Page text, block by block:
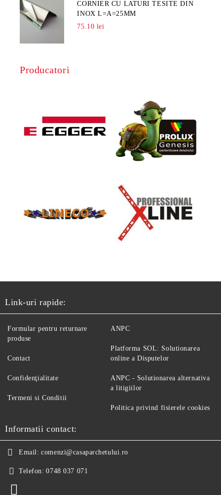
CORNIER CU LATURI TESITE DIN
INOX L=A=25MM
75.10 lei
Producatori
Link-uri rapide:
Formular pentru returnare
produse
Contact
Confidenţialitate
Termeni si Conditii
ANPC
Platforma SOL: Solutionarea
online a Disputelor
ANPC - Solutionarea alternativa
a litigiilor
Politica privind fisierele cookies
Informatii contact:
Email: comenzi@casaparchetului.ro
Telefon: 0748 037 071